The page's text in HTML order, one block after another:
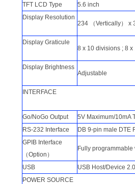
TFT LCD Type
5.6 inch
Display Resolution
234 （Vertically） x
Display Graticule
8 x 10 divisions ; 8
Display Brightness
Adjustable
INTERFACE
Go/NoGo Output
5V Maximum/10mA
RS-232 Interface
DB 9-pin male DTE
GPIB Interface
（Option）
Fully
USB
USB Host/Device
POWER SOURCE